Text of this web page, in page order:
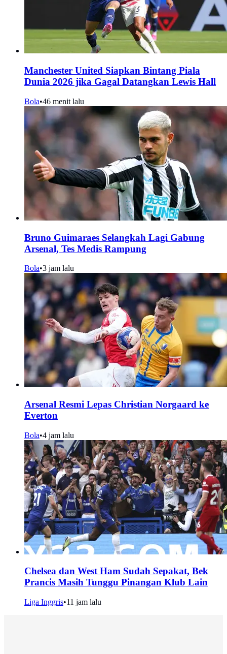
Manchester United Siapkan Bintang Piala
Dunia 2026 jika Gagal Datangkan Lewis Hall
Bola•46 menit lalu
Bruno Guimaraes Selangkah Lagi Gabung
Arsenal, Tes Medis Rampung
Bola•3 jam lalu
Arsenal Resmi Lepas Christian Norgaard ke
Everton
Bola•4 jam lalu
Chelsea dan West Ham Sudah Sepakat, Bek
Prancis Masih Tunggu Pinangan Klub Lain
Liga Inggris•11 jam lalu